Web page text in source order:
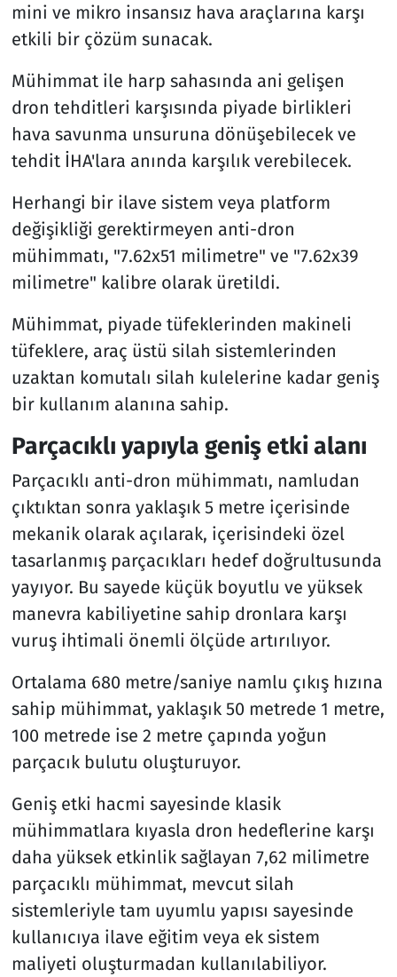
mini ve mikro insansız hava araçlarına karşı
etkili bir çözüm sunacak.
Mühimmat ile harp sahasında ani gelişen
dron tehditleri karşısında piyade birlikleri
hava savunma unsuruna dönüşebilecek ve
tehdit İHA'lara anında karşılık verebilecek.
Herhangi bir ilave sistem veya platform
değişikliği gerektirmeyen anti-dron
mühimmatı, "7.62x51 milimetre" ve "7.62x39
milimetre" kalibre olarak üretildi.
Mühimmat, piyade tüfeklerinden makineli
tüfeklere, araç üstü silah sistemlerinden
uzaktan komutalı silah kulelerine kadar geniş
bir kullanım alanına sahip.
Parçacıklı yapıyla geniş etki alanı
Parçacıklı anti-dron mühimmatı, namludan
çıktıktan sonra yaklaşık 5 metre içerisinde
mekanik olarak açılarak, içerisindeki özel
tasarlanmış parçacıkları hedef doğrultusunda
yayıyor. Bu sayede küçük boyutlu ve yüksek
manevra kabiliyetine sahip dronlara karşı
vuruş ihtimali önemli ölçüde artırılıyor.
Ortalama 680 metre/saniye namlu çıkış hızına
sahip mühimmat, yaklaşık 50 metrede 1 metre,
100 metrede ise 2 metre çapında yoğun
parçacık bulutu oluşturuyor.
Geniş etki hacmi sayesinde klasik
mühimmatlara kıyasla dron hedeflerine karşı
daha yüksek etkinlik sağlayan 7,62 milimetre
parçacıklı mühimmat, mevcut silah
sistemleriyle tam uyumlu yapısı sayesinde
kullanıcıya ilave eğitim veya ek sistem
maliyeti oluşturmadan kullanılabiliyor.